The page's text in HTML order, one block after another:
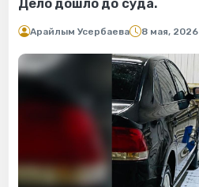
Дело дошло до суда.
Арайлым Усербаева 8 мая, 2026